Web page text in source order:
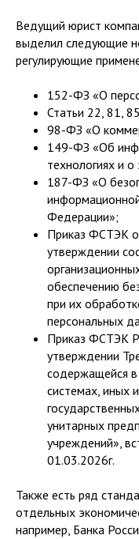
Ведущий юрист
выделил следующие
регулирующие
152-ФЗ «О
Статьи 22, 81,
98-ФЗ «О
149-ФЗ «Об
технологиях и
187-ФЗ «О
Федерации»;
Приказ ФСТЭК
утверждении
обеспечению
при их
персональных
Приказ ФСТЭК
утверждении
содержащейся
системах, иных
унитарных
учреждений»,
01.03.2026г.
Также есть ряд
отдельных
например, Банка